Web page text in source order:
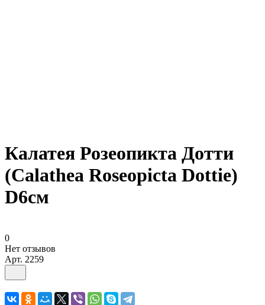
Калатея Розеопикта Дотти
(Calathea Roseopicta Dottie)
D6см
0
Нет отзывов
Арт. 2259